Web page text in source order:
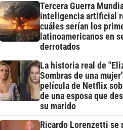
Tercera Guerra
inteligencia artificial
cuáles serían los
latinoamericanos en
derrotados
La historia real de
Sombras de una
película de Netflix
de una esposa que
su marido
Ricardo Lorenzetti se